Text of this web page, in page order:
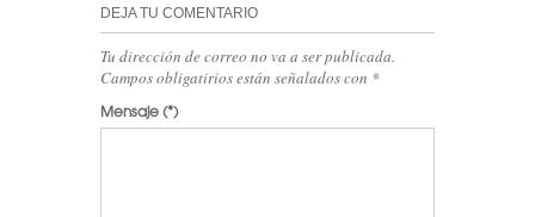
DEJA TU COMENTARIO
Tu dirección de correo no va a ser publicada.
Campos obligatirios están señalados con *
Mensaje(*)